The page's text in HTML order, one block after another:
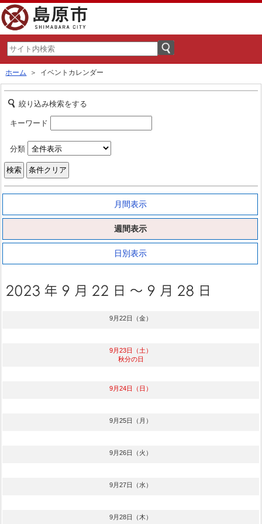
ホーム ＞ イベントカレンダー
絞り込み検索をする
キーワード
分類
月間表示
週間表示
日別表示
9月22日（金）
9月23日（土）
秋分の日
9月24日（日）
9月25日（月）
9月26日（火）
9月27日（水）
9月28日（木）